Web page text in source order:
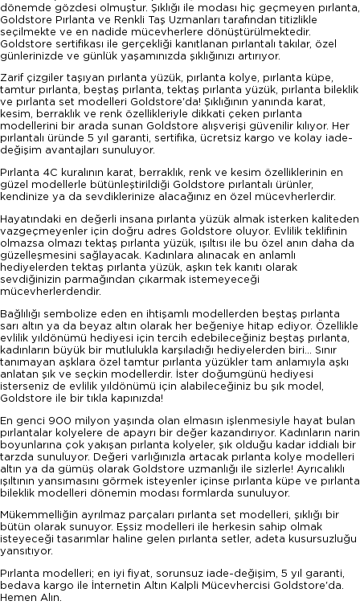
dönemde gözdesi olmuştur. Şıklığı ile modası hiç geçmeyen pırlanta,
Goldstore Pırlanta ve Renkli Taş Uzmanları tarafından titizlikle
seçilmekte ve en nadide mücevherlere dönüştürülmektedir.
Goldstore sertifikası ile gerçekliği kanıtlanan pırlantalı takılar, özel
günlerinizde ve günlük yaşamınızda şıklığınızı artırıyor.
Zarif çizgiler taşıyan pırlanta yüzük, pırlanta kolye, pırlanta küpe,
tamtur pırlanta, beştaş pırlanta, tektaş pırlanta yüzük, pırlanta bileklik
ve pırlanta set modelleri Goldstore'da! Şıklığının yanında karat,
kesim, berraklık ve renk özellikleriyle dikkati çeken pırlanta
modellerini bir arada sunan Goldstore alışverişi güvenilir kılıyor. Her
pırlantalı üründe 5 yıl garanti, sertifika, ücretsiz kargo ve kolay iade-
değişim avantajları sunuluyor.
Pırlanta 4C kuralının karat, berraklık, renk ve kesim özelliklerinin en
güzel modellerle bütünleştirildiği Goldstore pırlantalı ürünler,
kendinize ya da sevdiklerinize alacağınız en özel mücevherlerdir.
Hayatındaki en değerli insana pırlanta yüzük almak isterken kaliteden
vazgeçmeyenler için doğru adres Goldstore oluyor. Evlilik teklifinin
olmazsa olmazı tektaş pırlanta yüzük, ışıltısı ile bu özel anın daha da
güzelleşmesini sağlayacak. Kadınlara alınacak en anlamlı
hediyelerden tektaş pırlanta yüzük, aşkın tek kanıtı olarak
sevdiğinizin parmağından çıkarmak istemeyeceği
mücevherlerdendir.
Bağlılığı sembolize eden en ihtişamlı modellerden beştaş pırlanta
sarı altın ya da beyaz altın olarak her beğeniye hitap ediyor. Özellikle
evlilik yıldönümü hediyesi için tercih edebileceğiniz beştaş pırlanta,
kadınların büyük bir mutlulukla karşıladığı hediyelerden biri... Sınır
tanımayan aşklara özel tamtur pırlanta yüzükler tam anlamıyla aşkı
anlatan şık ve seçkin modellerdir. İster doğumgünü hediyesi
isterseniz de evlilik yıldönümü için alabileceğiniz bu şık model,
Goldstore ile bir tıkla kapınızda!
En genci 900 milyon yaşında olan elmasın işlenmesiyle hayat bulan
pırlantalar kolyelere de apayrı bir değer kazandırıyor. Kadınların narin
boyunlarına çok yakışan pırlanta kolyeler, şık olduğu kadar iddialı bir
tarzda sunuluyor. Değeri varlığınızla artacak pırlanta kolye modelleri
altın ya da gümüş olarak Goldstore uzmanlığı ile sizlerle! Ayrıcalıklı
ışıltının yansımasını görmek isteyenler içinse pırlanta küpe ve pırlanta
bileklik modelleri dönemin modası formlarda sunuluyor.
Mükemmelliğin ayrılmaz parçaları pırlanta set modelleri, şıklığı bir
bütün olarak sunuyor. Eşsiz modelleri ile herkesin sahip olmak
isteyeceği tasarımlar haline gelen pırlanta setler, adeta kusursuzluğu
yansıtıyor.
Pırlanta modelleri; en iyi fiyat, sorunsuz iade-değişim, 5 yıl garanti,
bedava kargo ile İnternetin Altın Kalpli Mücevhercisi Goldstore'da.
Hemen Alın.